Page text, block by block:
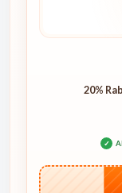
20%
✓